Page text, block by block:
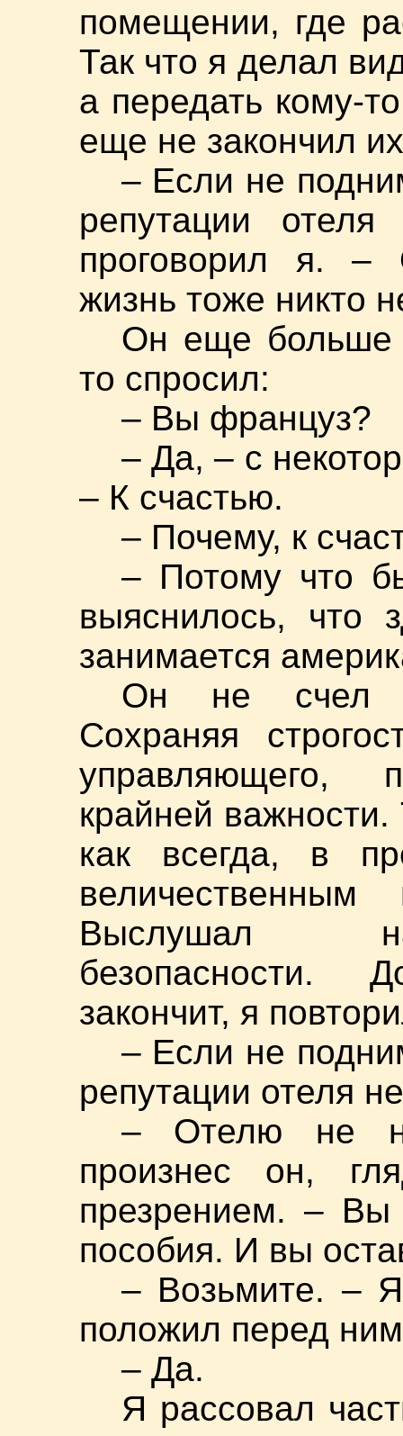
помещении, где
Так что я делал
а передать кому-
еще не закончил
– Если не
репутации
проговорил я.
жизнь тоже никто
Он еще больше
то спросил:
– Вы француз?
– Да, – с
– К счастью.
– Почему, к
– Потому что
выяснилось, что
занимается
Он не счел
Сохраняя
управляющего,
крайней
как всегда, в
Выслушал
безопасности.
закончит, я
– Если не
репутации отеля
– Отелю не
произнес он,
презрением. – Вы
пособия. И вы
– Возьмите. –
положил перед
– Да.
Я рассовал